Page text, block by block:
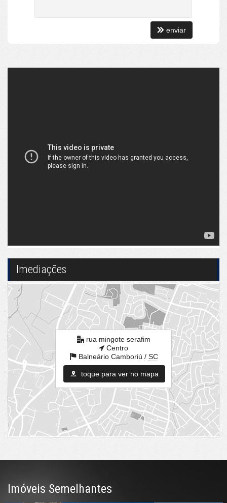
Medidores Individuais
Estar Social
Hidromassagem
enviar
Imediações
rua mingote serafim
Centro
Balneário Camboriú / SC
toque para ver no mapa
Imóveis Semelhantes